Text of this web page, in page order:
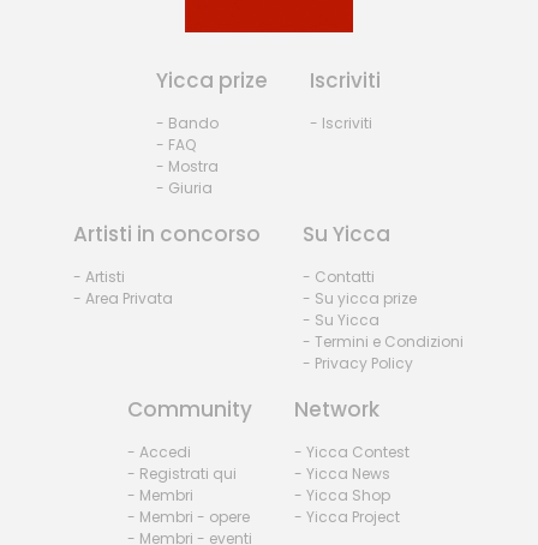
Yicca prize
- Bando
- FAQ
- Mostra
- Giuria
Iscriviti
- Iscriviti
Artisti in concorso
- Artisti
- Area Privata
Su Yicca
- Contatti
- Su yicca prize
- Su Yicca
- Termini e Condizioni
- Privacy Policy
Community
- Accedi
- Registrati qui
- Membri
- Membri - opere
- Membri - eventi
Network
- Yicca Contest
- Yicca News
- Yicca Shop
- Yicca Project